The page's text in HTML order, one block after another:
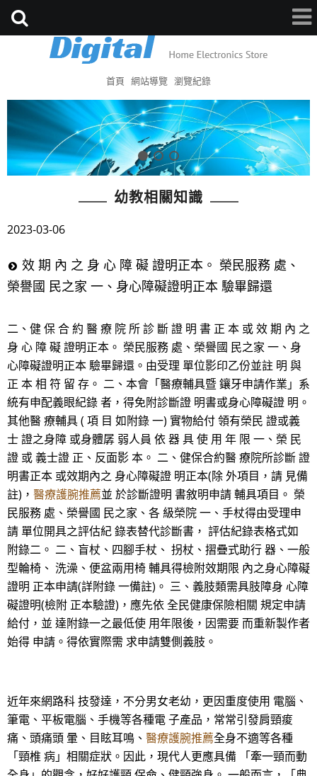
首頁 網站導覽 瀏覽紀錄
幼教相關知識
2023-03-06
效 期 內 之 身 心 障 礙 證明正本。 榮民服務 處、
榮譽國 民之家 一、身心障礙證明正本 驗畢歸還
二、健 保 合 約 醫 療 院 所 診 斷 證 明 書 正 本 或 效 期 內 之
身 心 障 礙 證明正本。 榮民服務 處、榮譽國 民之家 一、身
心障礙證明正本 驗畢歸還。由受理 單位影印乙份並註 明 與
正 本 相 符 留 存。 二、本會「醫療輔具暨 鑲牙申請作業」系
統有申配義眼紀錄 者，得免附診斷證 明書或身心障礙證 明。
其他醫 療輔具 ( 項 目 如附錄 一) 實物給付 領有榮民 證或義
士 證之身障 或身體孱 弱人員 依 器 具 使 用 年 限 一、榮 民
證 或 義士證 正、反面影 本。 二、健保合約醫 療院所診斷 證
明書正本 或效期內之 身心障礙證 明正本(除 外項目，請 見備
註)， 醫療護腕推薦並 於診斷證明 書敘明申請 輔具項目。 榮
民服務 處、榮譽國 民之家、各 級榮院 一、手杖得由受理申
請 單位開具之評估紀 錄表替代診斷書， 評估紀錄表格式如
附錄二。 二、盲杖、四腳手杖、 拐杖、摺疊式助行 器、一般
型輪椅、 洗澡、便盆兩用椅 輔具得檢附效期限 內之身心障礙
證明 正本申請(詳附錄 一備註)。 三、義肢類需具肢障身 心障
礙證明(檢附 正本驗證)，應先依 全民健康保險相關 規定申請
給付，並 達附錄一之最低使 用年限後，因需要 而重新製作者
始得 申請。得依實際需 求申請雙側義肢。
近年來網路科 技發達，不分男女老幼，更因重度使用 電腦、
筆電、平板電腦、手機等各種電 子產品，常常引發肩頸痠
痛、頭痛頭 暈、目眩耳鳴、 醫療護腕推薦全身不適等各種
「頸椎 病」相關症狀。因此，現代人更應具備 「牽一頸而動